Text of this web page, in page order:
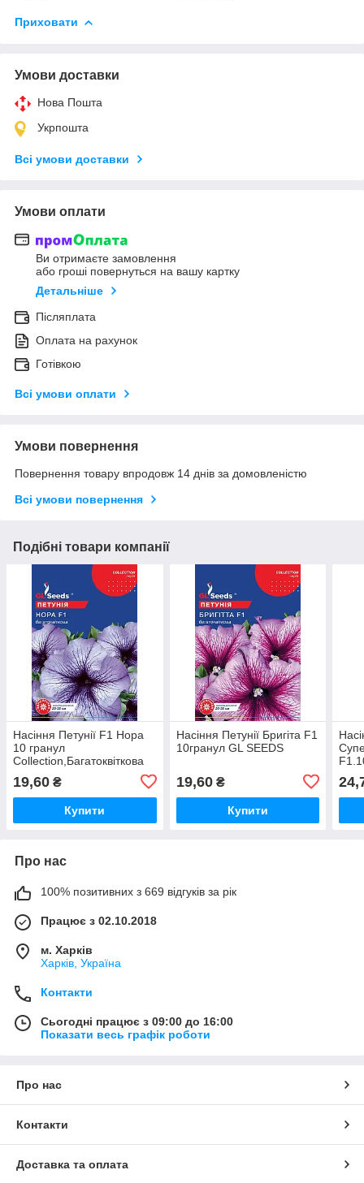
Приховати
Умови доставки
Нова Пошта
Укрпошта
Всі умови доставки
Умови оплати
Ви отримаєте замовлення
або гроші повернуться на вашу картку
Детальніше
Післяплата
Оплата на рахунок
Готівкою
Всі умови оплати
Умови повернення
Повернення товару впродовж 14 днів за домовленістю
Всі умови повернення
Подібні товари компанії
Насіння Петунії F1 Нора
10 гранул
Collection,Багатоквіткова
19,60 ₴
Купити
Насіння Петунії Бригіта F1
10гранул GL SEEDS
19,60₴
Купити
Про нас
100% позитивних з 669 відгуків за рік
Працює з 02.10.2018
м. Харків
Харків, Україна
Контакти
Сьогодні працює з 09:00 до 16:00
Показати весь графік роботи
Про нас
Контакти
Доставка та оплата